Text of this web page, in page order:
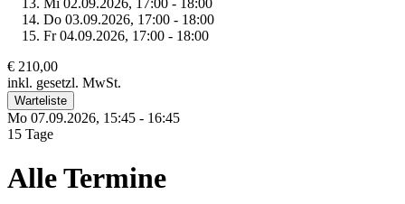
Mi 02.09.2026, 17:00 - 18:00
Do 03.09.2026, 17:00 - 18:00
Fr 04.09.2026, 17:00 - 18:00
€ 210,00
inkl. gesetzl. MwSt.
Warteliste
Mo 07.09.2026, 15:45 - 16:45
15 Tage
Alle Termine